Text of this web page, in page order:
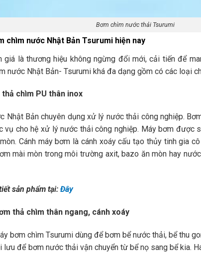
Bơm chìm nước thải Tsurumi
chìm nước Nhật Bản Tsurumi hiện nay
giá là thương hiệu không ngừng đổi mới, cải tiến để
nước Nhật Bản- Tsurumi khá đa dạng gồm có các loại
chìm PU thân inox
Nhật Bản chuyên dụng xử lý nước thải công nghiệp.
vụ cho hệ xử lý nước thải công nghiệp. Máy bơm được
Cánh máy bơm là cánh xoáy cấu tạo thủy tinh gia
mài mòn trong môi trường axit, bazo ăn mòn hay
sản phẩm tại: Đây
thả chìm thân ngang, cánh xoáy
bơm chìm Tsurumi dùng để bơm bể nước thải, bể thu
lưu để bơm nước thải vận chuyển từ bể nọ sang bể kia.